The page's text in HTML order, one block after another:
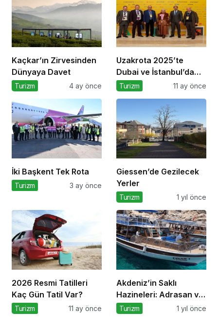
Kaçkar’ın Zirvesinden
Dünyaya Davet
Turizm 4 ay önce
Uzakrota 2025’te
Dubai ve İstanbul’da
turizm
buluşturacak
Turizm 11 ay önce
İki Başkent Tek Rota
Turizm 3 ay önce
Giessen’de Gezilecek
Yerler
Turizm 1 yıl önce
2026 Resmi Tatilleri
Kaç Gün Tatil Var?
Turizm 11 ay önce
Akdeniz’in Saklı
Hazineleri: Adrasan ve
Çevresi
Turizm 1 yıl önce